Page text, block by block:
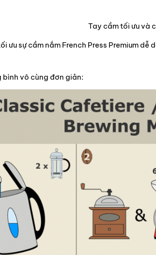
Tay cầm tối ưu và
ưu sự cầm nắm French Press Premium
bình vô cùng đơn giản: